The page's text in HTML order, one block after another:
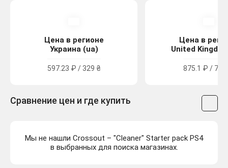
Цена в регионе
Украина (ua)
597.23 ₽ / 329 ₴
Цена в
United
875.1 ₽ /
Сравнение цен и где купить
Мы не нашли Crossout – "Cleaner" Starter pack PS4
в выбранных для поиска магазинах.